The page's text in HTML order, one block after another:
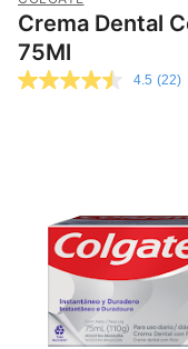
Crema Dental
75Ml
4.5
valoración.
Read
Reviews.
misma
4.5 (22)